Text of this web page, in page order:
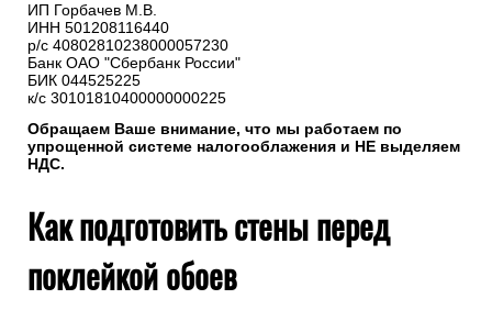
ИП Горбачев М.В.
ИНН 501208116440
р/с 40802810238000057230
Банк ОАО "Сбербанк России"
БИК 044525225
к/с 30101810400000000225
Обращаем Ваше внимание, что мы работаем по
упрощенной системе налогооблажения и НЕ выделяем
НДС.
Как подготовить стены перед
поклейкой обоев